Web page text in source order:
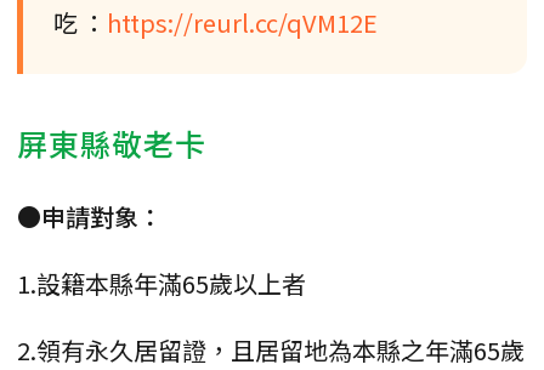
吃 ： https://reurl.cc/qVM12E
屏東縣敬老卡
●申請對象：
1.設籍本縣年滿65歲以上者
2.領有永久居留證，且居留地為本縣之年滿65歲